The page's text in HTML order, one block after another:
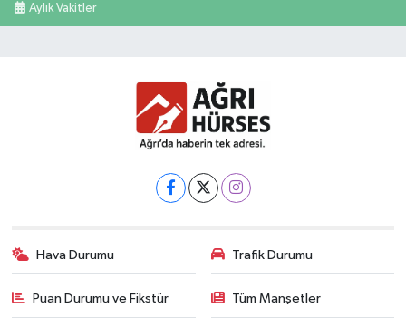
Aylık Vakitler
Hava Durumu Trafik Durumu
Puan Durumu ve Fikstür Tüm Manşetler